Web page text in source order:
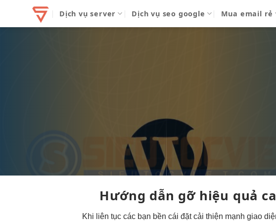
Dịch vụ server Dịch vụ seo google Mua email rẻ
Hướng dẫn gỡ hiệu quả
Khi liên tục các bạn bền cái đặtcải thiện mạnh giao